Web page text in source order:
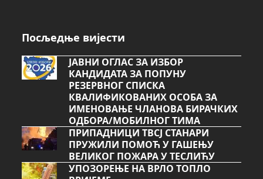
Посљедње вијести
ЈАВНИ ОГЛАС ЗА ИЗБОР
КАНДИДАТА ЗА ПОПУНУ
РЕЗЕРВНОГ СПИСКА
КВАЛИФИКОВАНИХ ОСОБА ЗА
ИМЕНОВАЊЕ ЧЛАНОВА БИРАЧКИХ
ОДБОРА/МОБИЛНОГ ТИМА
ПРИПАДНИЦИ ТВСЈ СТАНАРИ
ПРУЖИЛИ ПОМОЋ У ГАШЕЊУ
ВЕЛИКОГ ПОЖАРА У ТЕСЛИЋУ
УПОЗОРЕЊЕ НА ВРЛО ТОПЛО